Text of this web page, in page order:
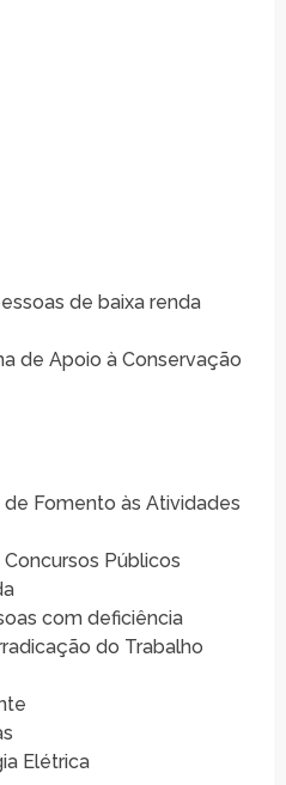
de baixa renda
de Apoio à Conservação
Fomento às Atividades
Públicos
com deficiência
do Trabalho
Elétrica